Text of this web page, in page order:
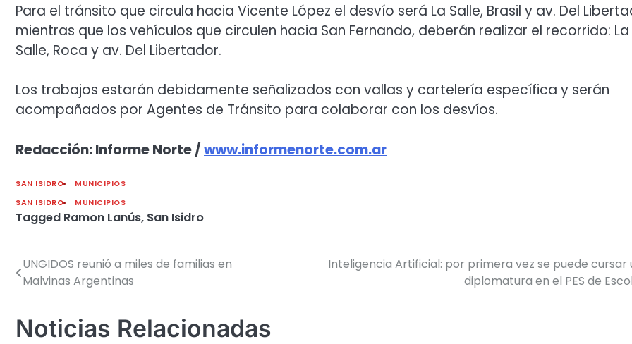
Para el tránsito que circula hacia Vicente López el desvío será La Salle, Brasil y av. Del
mientras que los vehículos que circulen hacia San Fernando, deberán realizar el recorrido: La
Salle, Roca y av. Del Libertador.
Los trabajos estarán debidamente señalizados con vallas y cartelería específica y serán
acompañados por Agentes de Tránsito para colaborar con los desvíos.
Redacción: Informe Norte /www.informenorte.com.ar
SAN ISIDRO
MUNICIPIOS
SAN ISIDRO
MUNICIPIOS
Tagged Ramon Lanús, San Isidro
Navegación
entradas
UNGIDOS reunió a miles de familias en
Malvinas Argentinas
Inteligencia Artificial: por primera vez se puede cursar
diplomatura en el PES de
Noticias Relacionadas